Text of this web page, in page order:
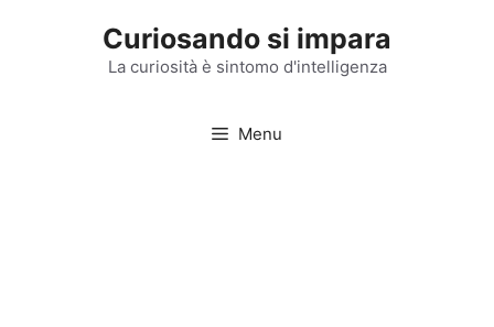
Curiosando si impara
La curiosità è sintomo d'intelligenza
Menu